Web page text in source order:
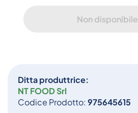
Ditta produttrice:
NT FOOD Srl
Codice Prodotto: 975645615
Non disponibile